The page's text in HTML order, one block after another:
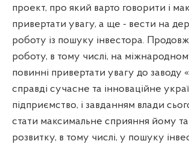
проект, про який варто говорити і
привертати увагу, а ще - вести на
роботу із пошуку інвестора.
роботу, в тому числі, на
повинні привертати увагу до заводу
справді сучасне та інноваційне
підприємство, і завданням влади
стати максимальне сприяння йому
розвитку, в тому числі, у пошуку